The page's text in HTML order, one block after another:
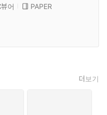
어
PAPER
더보기